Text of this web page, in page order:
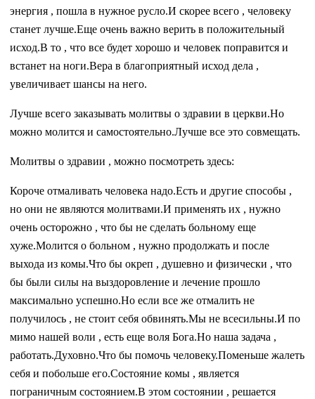
энергия , пошла в нужное русло.И скорее всего , человеку
станет лучше.Еще очень важно верить в положительный
исход.В то , что все будет хорошо и человек поправится и
встанет на ноги.Вера в благоприятный исход дела ,
увеличивает шансы на него.
Лучше всего заказывать молитвы о здравии в церкви.Но
можно молится и самостоятельно.Лучше все это совмещать.
Молитвы о здравии , можно посмотреть здесь:
Короче отмаливать человека надо.Есть и другие способы ,
но они не являются молитвами.И применять их , нужно
очень осторожно , что бы не сделать больному еще
хуже.Молится о больном , нужно продолжать и после
выхода из комы.Что бы окреп , душевно и физически , что
бы были силы на выздоровление и лечение прошло
максимально успешно.Но если все же отмалить не
получилось , не стоит себя обвинять.Мы не всесильны.И по
мимо нашей воли , есть еще воля Бога.Но наша задача ,
работать.Духовно.Что бы помочь человеку.Поменьше жалеть
себя и побольше его.Состояние комы , является
пограничным состоянием.В этом состоянии , решается